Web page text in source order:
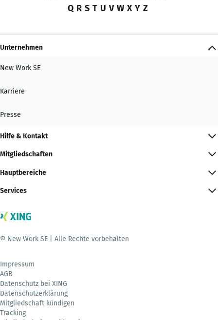
Q R S T U V W X Y Z
Unternehmen
New Work SE
Karriere
Presse
Hilfe & Kontakt
Mitgliedschaften
Hauptbereiche
Services
© New Work SE | Alle Rechte vorbehalten
Impressum
AGB
Datenschutz bei XING
Datenschutzerklärung
Mitgliedschaft kündigen
Tracking